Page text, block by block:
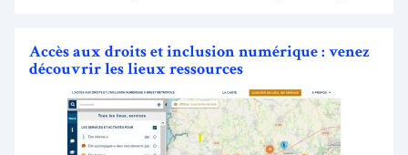
Accès aux droits et inclusion numérique : venez
découvrir les lieux ressources